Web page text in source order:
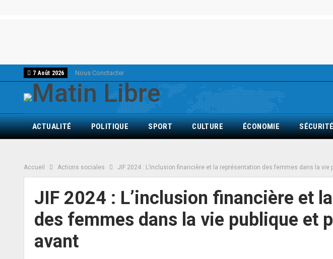
7 Août 2026 Nous Conctacter
ACTUALITÉ POLITIQUE SPORT CULTURE ÉCONOMIE
Accueil Actions sociales JIF 2024 : L’inclusion financière et la représentation des femmes dans la
JIF 2024 : L’inclusion financière et
des femmes dans la vie publique et
avant